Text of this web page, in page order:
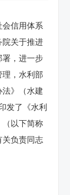
信用体系
院关于推进
署，进一步
，水利部
法》（水建
发了《水利
（以下简称
关负责同志